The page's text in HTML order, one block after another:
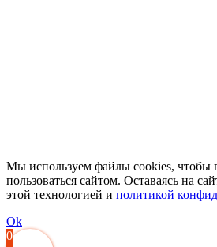
Мы используем файлы cookies, чтобы
пользоваться сайтом. Оставаясь на
этой технологией и политикой
Ok
0